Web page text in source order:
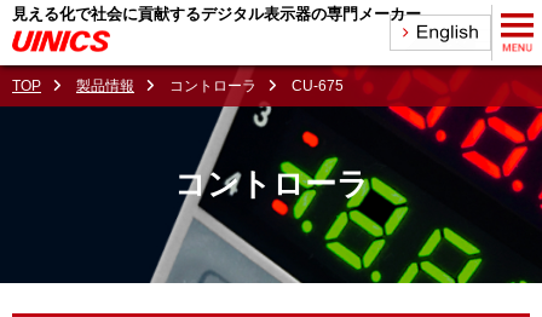
見える化で社会に貢献するデジタル表示器の専門メーカー
TOP 製品情報 コントローラ CU-675
コントローラ